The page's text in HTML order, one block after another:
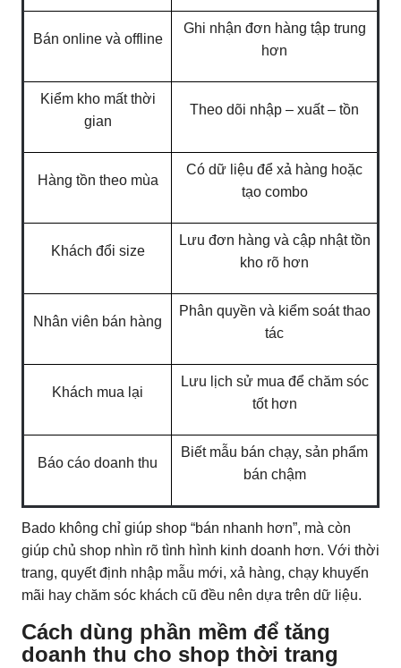
Bán online và offline
Ghi nhận đơn hàng tập trung
hơn
Kiểm kho mất thời
gian
Theo dõi nhập – xuất – tồn
Hàng tồn theo mùa
Có dữ liệu để xả hàng hoặc
tạo combo
Khách đổi size
Lưu đơn hàng và cập nhật tồn
kho rõ hơn
Nhân viên bán hàng
Phân quyền và kiểm soát thao
tác
Khách mua lại
Lưu lịch sử mua để chăm sóc
tốt hơn
Báo cáo doanh thu
Biết mẫu bán chạy, sản phẩm
bán chậm
Bado không chỉ giúp shop “bán nhanh hơn”, mà còn
giúp chủ shop nhìn rõ tình hình kinh doanh hơn. Với thời
trang, quyết định nhập mẫu mới, xả hàng, chạy khuyến
mãi hay chăm sóc khách cũ đều nên dựa trên dữ liệu.
Cách dùng phần mềm để tăng
doanh thu cho shop thời trang